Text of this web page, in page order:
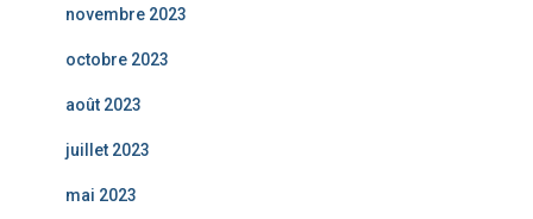
novembre 2023
octobre 2023
août 2023
juillet 2023
mai 2023